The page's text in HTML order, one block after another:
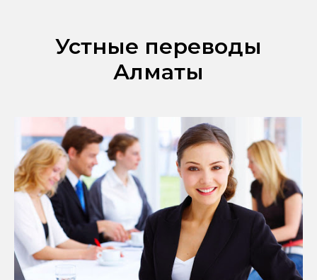
Устные переводы
Алматы